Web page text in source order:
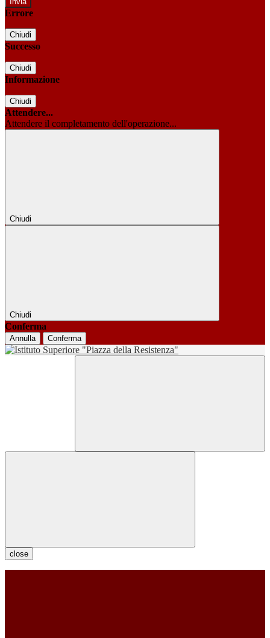
Errore
Chiudi
Successo
Chiudi
Informazione
Chiudi
Attendere...
Attendere il completamento dell'operazione...
Chiudi
Chiudi
Conferma
Annulla Conferma
close